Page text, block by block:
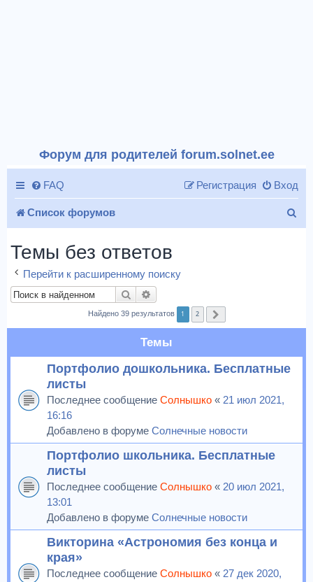
Форум для родителей forum.solnet.ee
FAQ Вход
Регистрация
Список форумов
Темы без ответов
Перейти к расширенному поиску
Поиск
Найдено 39 результатов 1 2
Темы
Портфолио дошкольника. Бесплатные
листы
Последнее сообщение Солнышко « 21 июл 2021,
16:16
Добавлено в форуме Солнечные новости
Портфолио школьника. Бесплатные
листы
Последнее сообщение Солнышко « 20 июл 2021,
13:01
Добавлено в форуме Солнечные новости
Викторина «Астрономия без конца и
края»
Последнее сообщение Солнышко « 27 дек 2020,